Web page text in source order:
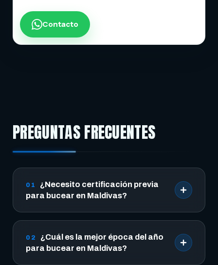
Contacto
PREGUNTAS FRECUENTES
01
¿Necesito certificación previa
para bucear en Maldivas?
02
¿Cuál es la mejor época del año
para bucear en Maldivas?